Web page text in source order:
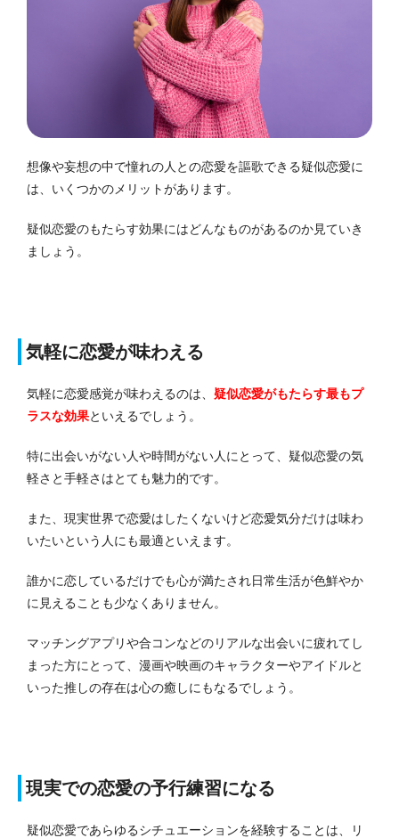
想像や妄想の中で憧れの人との恋愛を謳歌できる疑似恋愛に
は、いくつかのメリットがあります。
疑似恋愛のもたらす効果にはどんなものがあるのか見ていき
ましょう。
気軽に恋愛が味わえる
気軽に恋愛感覚が味わえるのは、 疑似恋愛がもたらす最もプ
ラスな効果といえるでしょう。
特に出会いがない人や時間がない人にとって、疑似恋愛の気
軽さと手軽さはとても魅力的です。
また、現実世界で恋愛はしたくないけど恋愛気分だけは味わ
いたいという人にも最適といえます。
誰かに恋しているだけでも心が満たされ日常生活が色鮮やか
に見えることも少なくありません。
マッチングアプリや合コンなどのリアルな出会いに疲れてし
まった方にとって、漫画や映画のキャラクターやアイドルと
いった推しの存在は心の癒しにもなるでしょう。
現実での恋愛の予行練習になる
疑似恋愛であらゆるシチュエーションを経験することは、リ